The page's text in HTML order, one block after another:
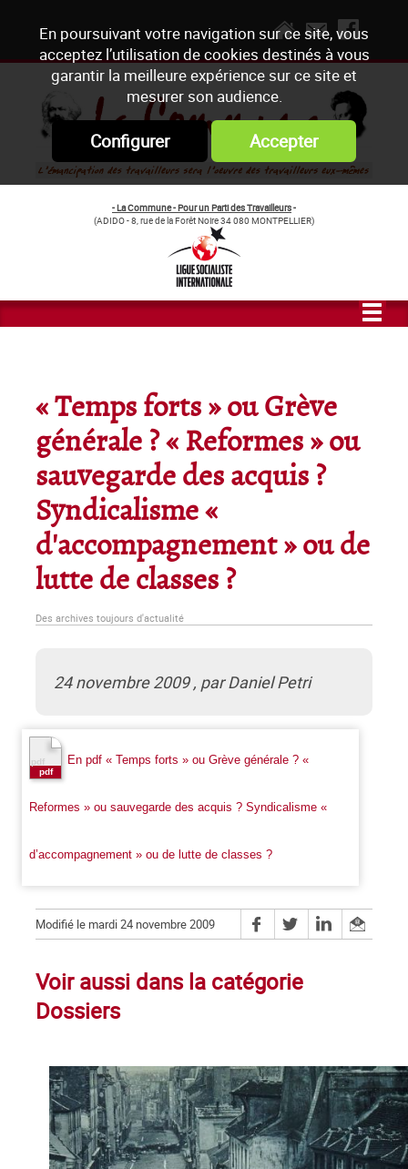
En poursuivant votre navigation sur ce site, vous
acceptez l’utilisation de cookies destinés à vous
garantir la meilleure expérience sur ce site et
mesurer son audience.
Configurer Accepter
- La Commune - Pour un Parti des Travailleurs-
(ADIDO - 8, rue de la Forêt Noire 34 080 MONTPELLIER)
« Temps forts » ou Grève
générale ? « Reformes » ou
sauvegarde des acquis ?
Syndicalisme «
d'accompagnement » ou de
lutte de classes ?
Des archives toujours d'actualité
24 novembre 2009 , par Daniel Petri
En pdf « Temps forts » ou Grève générale ? «
Reformes » ou sauvegarde des acquis ? Syndicalisme «
d’accompagnement » ou de lutte de classes ?
Modifié le mardi 24 novembre 2009
Voir aussi dans la catégorie
Dossiers